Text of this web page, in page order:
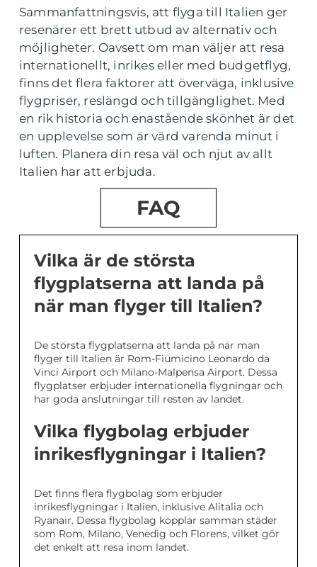
Sammanfattningsvis, att flyga till Italien ger
resenärer ett brett utbud av alternativ och
möjligheter. Oavsett om man väljer att resa
internationellt, inrikes eller med budgetflyg,
finns det flera faktorer att överväga, inklusive
flygpriser, reslängd och tillgänglighet. Med
en rik historia och enastående skönhet är det
en upplevelse som är värd varenda minut i
luften. Planera din resa väl och njut av allt
Italien har att erbjuda.
FAQ
Vilka är de största
flygplatserna att landa på
när man flyger till Italien?
De största flygplatserna att landa på när man
flyger till Italien är Rom-Fiumicino Leonardo da
Vinci Airport och Milano-Malpensa Airport. Dessa
flygplatser erbjuder internationella flygningar och
har goda anslutningar till resten av landet.
Vilka flygbolag erbjuder
inrikesflygningar i Italien?
Det finns flera flygbolag som erbjuder
inrikesflygningar i Italien, inklusive Alitalia och
Ryanair. Dessa flygbolag kopplar samman städer
som Rom, Milano, Venedig och Florens, vilket gör
det enkelt att resa inom landet.